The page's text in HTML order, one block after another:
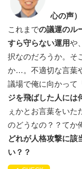
心の声）
これまでの議運のル
すら守らない運用や、
択なのだろうか。そ
か…。不適切な言葉
議場で俺に向かって
ジを飛ばした人には
ぇかとお言葉をいた
のどうなの？？てか
どれが人格攻撃に該
い？？